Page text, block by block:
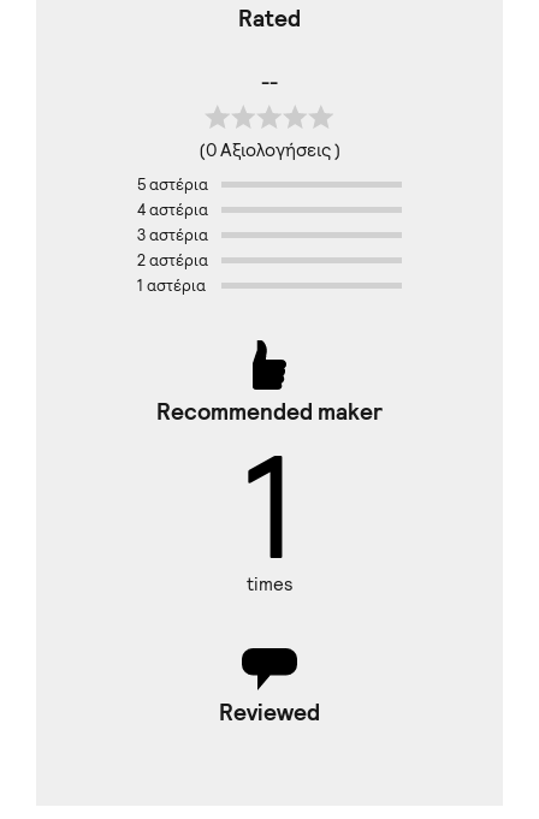
Rated
--
(0 Αξιολογήσεις )
5 αστέρια
4 αστέρια
3 αστέρια
2 αστέρια
1 αστέρια
Recommended maker
1
times
Reviewed